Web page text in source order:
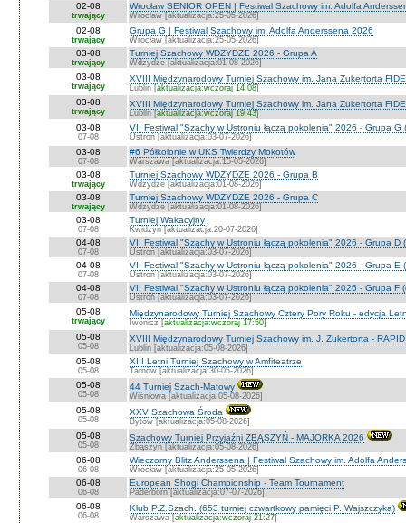
02-08
trwający
Wrocław SENIOR OPEN | Festiwal Szachowy im. Adolfa
Wrocław [aktualizacja:25-05-2026]
02-08
trwający
Grupa G | Festiwal Szachowy im. Adolfa Anderssena 2026
Wrocław [aktualizacja:25-05-2026]
03-08
trwający
Turniej Szachowy WDZYDZE 2026 - Grupa A
Wdzydze [aktualizacja:01-08-2026]
03-08
trwający
XVIII Międzynarodowy Turniej Szachowy im. Jana Zukertorta
Lublin [aktualizacja:wczoraj 14:08]
03-08
trwający
XVIII Międzynarodowy Turniej Szachowy im. Jana Zukertorta
Lublin [aktualizacja:wczoraj 19:43]
03-08
07-08
VII Festiwal "Szachy w Ustroniu łączą pokolenia" 2026 - Grupa G
Ustroń [aktualizacja:03-07-2026]
03-08
07-08
#6 Półkolonie w UKS Twierdzy Mokotów
Warszawa [aktualizacja:15-05-2026]
03-08
trwający
Turniej Szachowy WDZYDZE 2026 - Grupa B
Wdzydze [aktualizacja:01-08-2026]
03-08
trwający
Turniej Szachowy WDZYDZE 2026 - Grupa C
Wdzydze [aktualizacja:01-08-2026]
03-08
07-08
Turniej Wakacyjny
Kwidzyn [aktualizacja:20-07-2026]
04-08
07-08
VII Festiwal "Szachy w Ustroniu łączą pokolenia" 2026 - Grupa D
Ustroń [aktualizacja:03-07-2026]
04-08
07-08
VII Festiwal "Szachy w Ustroniu łączą pokolenia" 2026 - Grupa E
Ustroń [aktualizacja:03-07-2026]
04-08
07-08
VII Festiwal "Szachy w Ustroniu łączą pokolenia" 2026 - Grupa F
Ustroń [aktualizacja:03-07-2026]
05-08
trwający
Międzynarodowy Turniej Szachowy Cztery Pory Roku - edycja
Iwonicz [aktualizacja:wczoraj 17:50]
05-08
05-08
XVIII Międzynarodowy Turniej Szachowy im. J. Zukertorta -
Lublin [aktualizacja:05-08-2026]
05-08
05-08
XIII Letni Turniej Szachowy w Amfiteatrze
Tarnów [aktualizacja:30-05-2026]
05-08
05-08
44 Turniej Szach-Matowy
Wiśniowa [aktualizacja:05-08-2026]
05-08
05-08
XXV Szachowa Środa
Bytów [aktualizacja:05-08-2026]
05-08
05-08
Szachowy Turniej Przyjaźni ZBĄSZYŃ - MAJORKA 2026
Zbąszyń [aktualizacja:05-08-2026]
06-08
06-08
Wieczorny Blitz Anderssena | Festiwal Szachowy im. Adolfa
Wrocław [aktualizacja:25-05-2026]
06-08
06-08
European Shogi Championship - Team Tournament
Paderborn [aktualizacja:07-07-2026]
06-08
06-08
Klub P.Z.Szach. (653 turniej czwartkowy pamięci P. Wajszczyka)
Warszawa [aktualizacja:wczoraj 21:27]